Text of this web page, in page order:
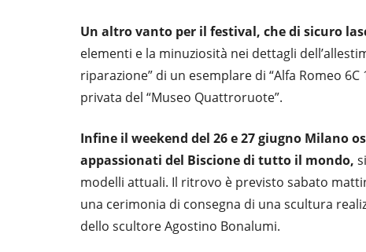
Un altro vanto per il festival, che di sicuro
elementi e la minuziosità nei dettagli
riparazione” di un esemplare di “Alfa Romeo
privata del “Museo Quattroruote”.
Infine il weekend del 26 e 27 giugno Milano
appassionati del Biscione di tutto il mondo,
modelli attuali. Il ritrovo è previsto sabato
una cerimonia di consegna di una scultura
dello scultore Agostino Bonalumi.